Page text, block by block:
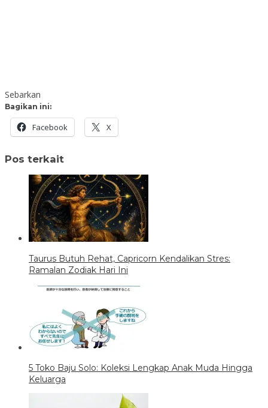
Sebarkan
Bagikan ini:
Facebook X
Pos terkait
Taurus Butuh Rehat, Capricorn Kendalikan Stres:
Ramalan Zodiak Hari Ini
5 Toko Baju Solo: Koleksi Lengkap Anak Muda Hingga
Keluarga